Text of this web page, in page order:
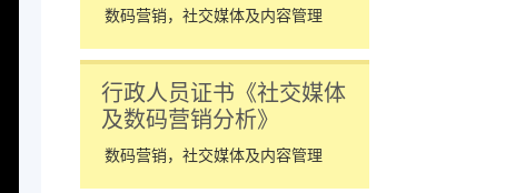
数码营销，社交媒体及内容管理
行政人员证书《社交媒体
及数码营销分析》
数码营销，社交媒体及内容管理